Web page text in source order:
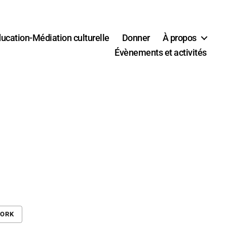
Médiation culturelle Donner
À propos
Évènements et activités